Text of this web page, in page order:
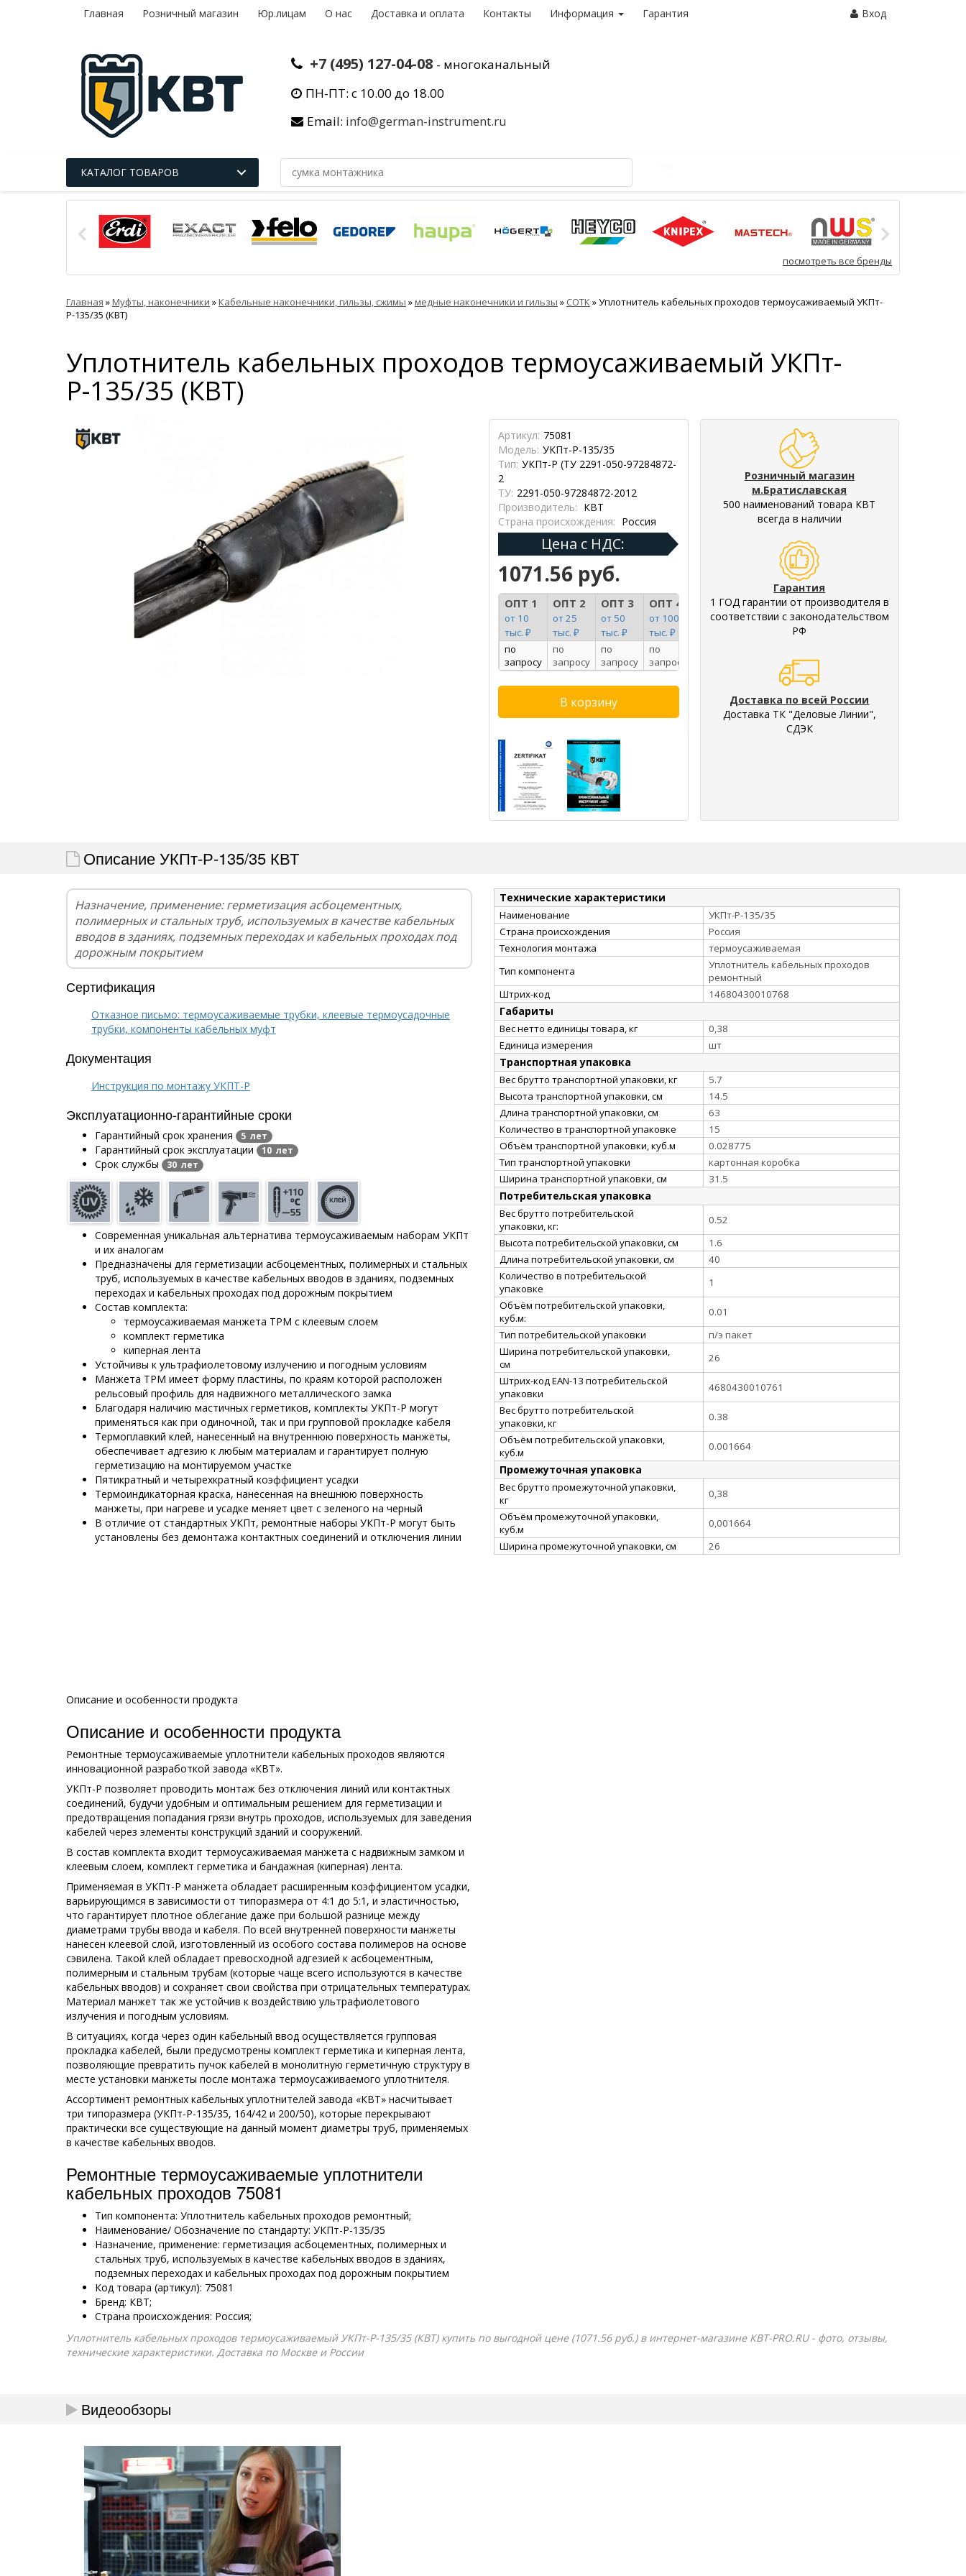
Главная Розничный магазин Юр.лицам О нас Доставка и оплата Контакты Информация Гарантия Вход
+7 (495) 127-04-08 - многоканальный
ПН-ПТ: с 10.00 до 18.00
Email: info@german-instrument.ru
КАТАЛОГ ТОВАРОВ
посмотреть все бренды
Главная »Муфты, наконечники »Кабельные наконечники, гильзы, сжимы »медные наконечники и гильзы » СОТК »Уплотнитель кабельных проходов термоусаживаемый УКПт-
Р-135/35 (КВТ)
Уплотнитель кабельных проходов термоусаживаемый УКПт-
Р-135/35 (КВТ)
Артикул: 75081
Модель: УКПт-Р-135/35
Тип: УКПт-Р (ТУ 2291-050-97284872-
2
ТУ: 2291-050-97284872-2012
Производитель: КВТ
Страна происхождения: Россия
Цена с НДС:
1071.56 руб.
ОПТ 1
от 10
тыс. ₽
ОПТ 2
от 25
тыс. ₽
ОПТ 3
от 50
тыс. ₽
ОПТ 4
от 100
тыс. ₽
по
запросу
по
запросу
по
запросу
по
запросу
Розничный магазин
м.Братиславская
500 наименований товара КВТ
всегда в наличии
Гарантия
1 ГОД гарантии от производителя в
соответствии с законодательством
РФ
Доставка по всей России
Доставка ТК "Деловые Линии",
СДЭК
Описание УКПт-Р-135/35 КВТ
Назначение, применение: герметизация асбоцементных,
полимерных и стальных труб, используемых в качестве кабельных
вводов в зданиях, подземных переходах и кабельных проходах под
дорожным покрытием
Сертификация
Отказное письмо: термоусаживаемые трубки, клеевые термоусадочные
трубки, компоненты кабельных муфт
Документация
Инструкция по монтажу УКПТ-Р
Эксплуатационно-гарантийные сроки
Гарантийный срок хранения 5 лет
Гарантийный срок эксплуатации 10 лет
Срок службы 30 лет
Современная уникальная альтернатива термоусаживаемым наборам УКПт
и их аналогам
Предназначены для герметизации асбоцементных, полимерных и стальных
труб, используемых в качестве кабельных вводов в зданиях, подземных
переходах и кабельных проходах под дорожным покрытием
Состав комплекта:
термоусаживаемая манжета ТРМ с клеевым слоем
комплект герметика
киперная лента
Устойчивы к ультрафиолетовому излучению и погодным условиям
Манжета ТРМ имеет форму пластины, по краям которой расположен
рельсовый профиль для надвижного металлического замка
Благодаря наличию мастичных герметиков, комплекты УКПт-Р могут
применяться как при одиночной, так и при групповой прокладке кабеля
Термоплавкий клей, нанесенный на внутреннюю поверхность манжеты,
обеспечивает адгезию к любым материалам и гарантирует полную
герметизацию на монтируемом участке
Пятикратный и четырехкратный коэффициент усадки
Термоиндикаторная краска, нанесенная на внешнюю поверхность
манжеты, при нагреве и усадке меняет цвет с зеленого на черный
В отличие от стандартных УКПт, ремонтные наборы УКПт-Р могут быть
установлены без демонтажа контактных соединений и отключения линии
Описание и особенности продукта
Описание и особенности продукта
Ремонтные термоусаживаемые уплотнители кабельных проходов являются
инновационной разработкой завода «КВТ».
УКПт-Р позволяет проводить монтаж без отключения линий или контактных
соединений, будучи удобным и оптимальным решением для герметизации и
предотвращения попадания грязи внутрь проходов, используемых для заведения
кабелей через элементы конструкций зданий и сооружений.
В состав комплекта входит термоусаживаемая манжета с надвижным замком и
клеевым слоем, комплект герметика и бандажная (киперная) лента.
Применяемая в УКПт-Р манжета обладает расширенным коэффициентом усадки,
варьирующимся в зависимости от типоразмера от 4:1 до 5:1, и эластичностью,
что гарантирует плотное облегание даже при большой разнице между
диаметрами трубы ввода и кабеля. По всей внутренней поверхности манжеты
нанесен клеевой слой, изготовленный из особого состава полимеров на основе
сэвилена. Такой клей обладает превосходной адгезией к асбоцементным,
полимерным и стальным трубам (которые чаще всего используются в качестве
кабельных вводов) и сохраняет свои свойства при отрицательных температурах.
Материал манжет так же устойчив к воздействию ультрафиолетового
излучения и погодным условиям.
В ситуациях, когда через один кабельный ввод осуществляется групповая
прокладка кабелей, были предусмотрены комплект герметика и киперная лента,
позволяющие превратить пучок кабелей в монолитную герметичную структуру в
месте установки манжеты после монтажа термоусаживаемого уплотнителя.
Ассортимент ремонтных кабельных уплотнителей завода «КВТ» насчитывает
три типоразмера (УКПт-Р-135/35, 164/42 и 200/50), которые перекрывают
практически все существующие на данный момент диаметры труб, применяемых
в качестве кабельных вводов.
Ремонтные термоусаживаемые уплотнители
кабельных проходов 75081
Тип компонента: Уплотнитель кабельных проходов ремонтный;
Наименование/ Обозначение по стандарту: УКПт-Р-135/35
Назначение, применение: герметизация асбоцементных, полимерных и
стальных труб, используемых в качестве кабельных вводов в зданиях,
подземных переходах и кабельных проходах под дорожным покрытием
Код товара (артикул): 75081
Бренд: КВТ;
Страна происхождения: Россия;
Технические характеристики
Наименование
УКПт-Р-135/35
Страна происхождения
Россия
Технология монтажа
термоусаживаемая
Тип компонента
Уплотнитель кабельных проходов
ремонтный
Штрих-код
14680430010768
Габариты
Вес нетто единицы товара, кг
0,38
Единица измерения
шт
Транспортная упаковка
Вес брутто транспортной упаковки, кг
5.7
Высота транспортной упаковки, см
14.5
Длина транспортной упаковки, см
63
Количество в транспортной упаковке
15
Объём транспортной упаковки, куб.м
0.028775
Тип транспортной упаковки
картонная коробка
Ширина транспортной упаковки, см
31.5
Потребительская упаковка
Вес брутто потребительской
упаковки, кг:
0.52
Высота потребительской упаковки, см
1.6
Длина потребительской упаковки, см
40
Количество в потребительской
упаковке
1
Объём потребительской упаковки,
куб.м:
0.01
Тип потребительской упаковки
п/э пакет
Ширина потребительской упаковки,
см
26
Штрих-код EAN-13 потребительской
упаковки
4680430010761
Вес брутто потребительской
упаковки, кг
0.38
Объём потребительской упаковки,
куб.м
0.001664
Промежуточная упаковка
Вес брутто промежуточной упаковки,
кг
0,38
Объём промежуточной упаковки,
куб.м
0,001664
Ширина промежуточной упаковки, см
26
Уплотнитель кабельных проходов термоусаживаемый УКПт-Р-135/35 (КВТ) купить по выгодной цене (1071.56 руб.) в интернет-магазине КВТ-PRO.RU - фото, отзывы,
технические характеристики. Доставка по Москве и России
Видеообзоры